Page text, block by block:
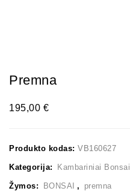
Premna
195,00€
Produkto kodas: VB160627
Kategorija: Kambariniai Bonsai
Žymos: BONSAI , premna